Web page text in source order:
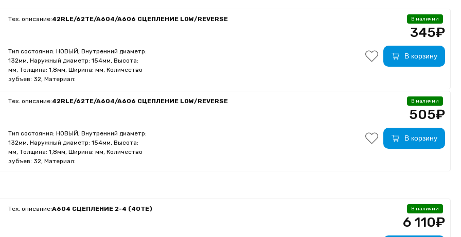
Тех. описание:42RLE/62TE/A604/A606 СЦЕПЛЕНИЕ LOW/REVERSE
Тип состояния: НОВЫЙ, Внутренний диаметр:
132мм, Наружный диаметр: 154мм, Высота:
мм, Толщина: 1,8мм, Ширина: мм, Количество
зубъев: 32, Материал:
В наличии
345₽
В корзину
Тех. описание:42RLE/62TE/A604/A606 СЦЕПЛЕНИЕ LOW/REVERSE
Тип состояния: НОВЫЙ, Внутренний диаметр:
132мм, Наружный диаметр: 154мм, Высота:
мм, Толщина: 1,8мм, Ширина: мм, Количество
зубъев: 32, Материал:
В наличии
505₽
В корзину
Тех. описание:A604 СЦЕПЛЕНИЕ 2-4 (40TE) В наличии
6 110₽